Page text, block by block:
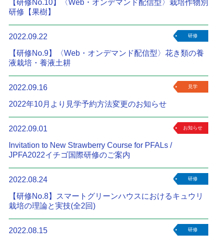
【研修No.10】〈Web・オンデマンド配信型〉栽培作物別
研修【果樹】
2022.09.22 研修
【研修No.9】〈Web・オンデマンド配信型〉花き類の養
液栽培・養液土耕
2022.09.16 見学
2022年10月より見学予約方法変更のお知らせ
2022.09.01 お知らせ
Invitation to New Strawberry Course for PFALs /
JPFA2022イチゴ国際研修のご案内
2022.08.24 研修
【研修No.8】スマートグリーンハウスにおけるキュウリ
栽培の理論と実技(全2回)
2022.08.15 研修